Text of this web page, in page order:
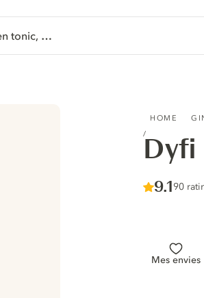
tonic, …
HOME
Score
9.1/ 10
90
Mes envies